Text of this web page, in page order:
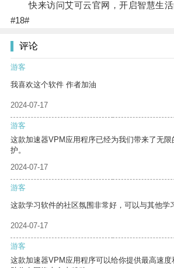
快来访问艾可云官网，开启智慧生活
#18#
评论
游客
我喜欢这个软件 作者加油
2024-07-17
游客
这款加速器VPM应用程序已经为我们带来了无
护。
2024-07-17
游客
这款学习软件的社区氛围非常好，可以与其他学
2024-07-17
游客
这款加速器VPM应用程序可以给你提供最高速